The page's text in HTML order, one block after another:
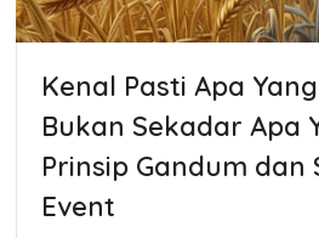
Kenal Pasti Apa
Bukan Sekadar Apa
Prinsip Gandum dan
Event